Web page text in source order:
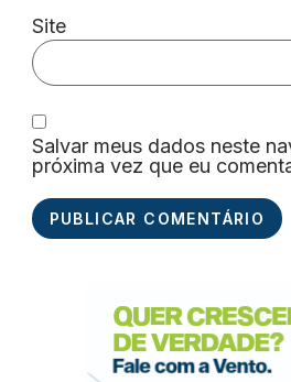
Site
Salvar meus dados neste
próxima vez que eu